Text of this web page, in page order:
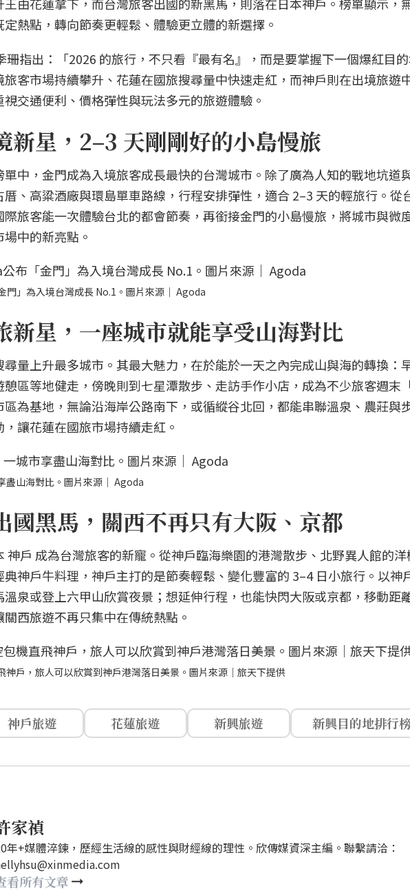
熱點，轉向節奏更輕鬆、體驗更立體的新選擇。
珊指出：「2026 的旅行，不只看『最有名』，而是要掌握下一個爆紅目
客市場持續攀升、花蓮在國旅搜尋量中快速走紅，而神戶則在出境旅遊
交通便利、價格彈性與玩法多元的旅遊體驗。
新星，2–3 天剛剛好的小島慢旅
中，金門成為入境旅客成長最快的台灣城市。除了廣為人知的戰地坑道
、高粱酒廠與環島單車路線，行程安排彈性，適合 2–3 天的輕旅行。從
旅客能一次體驗台北的都會節奏，再銜接金門的小島慢旅，將城市與微
中的新亮點。
門」為入境台灣成長 No.1。圖片來源｜ Agoda
新星，一座城市就能享受山海對比
量上升最多城市。其最大魅力，在於能於一天之內完成山與海的轉換：
區等地健走，傍晚則到七星潭散步、走訪手作小店，成為不少旅客週末
為基地，無論沿海岸公路南下，或循縱谷北回，都能串聯溫泉、農莊與
讓花蓮在國旅市場持續走紅。
盡山海對比。圖片來源｜ Agoda
國黑馬，關西不再只有大阪、京都
神戶 成為台灣旅客的新寵。從神戶臨海樂園的港灣散步、北野異人館的
神戶牛料理，神戶主打的是節奏輕鬆、變化豐富的 3–4 日小旅行。以神
泉或登上六甲山欣賞夜景；想延伸行程，也能快閃大阪或京都，移動距
西旅遊不再只集中在傳統熱點。
神戶，旅人可以欣賞到神戶港灣落日美景。圖片來源｜旅天下提供
神戶旅遊 花蓮旅遊 新興旅遊 新興目的地排行
家禎
年+媒體淬鍊，歷經生活線的感性與財經線的理性。欣傳媒資深主編。聯繫請洽：
看所有文章